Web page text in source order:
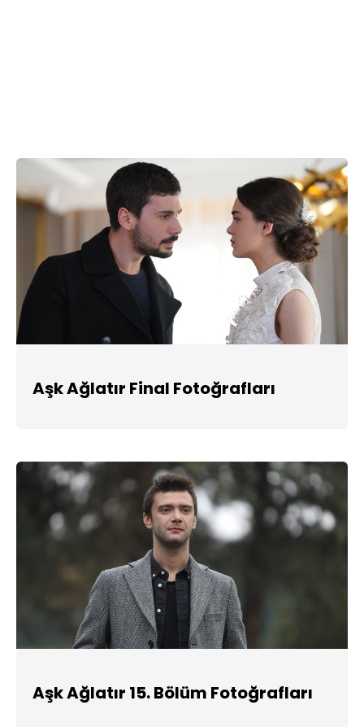
Aşk Ağlatır Final Fotoğrafları
Aşk Ağlatır 15. Bölüm Fotoğrafları